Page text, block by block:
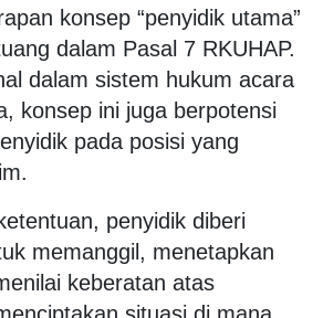
konsep “penyidik utama”
dalam Pasal 7 RKUHAP.
dalam sistem hukum acara
konsep ini juga berpotensi
pada posisi yang
penyidik diberi
memanggil, menetapkan
keberatan atas